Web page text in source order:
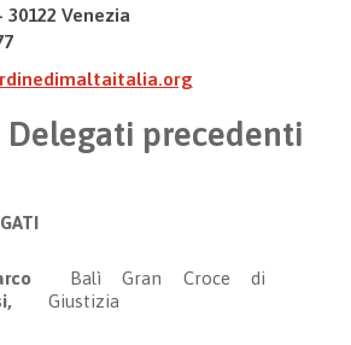
Venezia
Delegati precedenti
,
Balì Gran Croce di
Giustizia